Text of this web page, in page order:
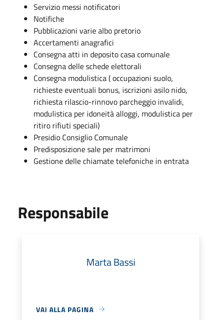
Servizio messi notificatori
Notifiche
Pubblicazioni varie albo pretorio
Accertamenti anagrafici
Consegna atti in deposito casa comunale
Consegna delle schede elettorali
Consegna modulistica ( occupazioni suolo,
richieste eventuali bonus, iscrizioni asilo nido,
richiesta rilascio-rinnovo parcheggio invalidi,
modulistica per idoneità alloggi, modulistica per
ritiro rifiuti speciali)
Presidio Consiglio Comunale
Predisposizione sale per matrimoni
Gestione delle chiamate telefoniche in entrata
Responsabile
Marta Bassi
VAI ALLA PAGINA